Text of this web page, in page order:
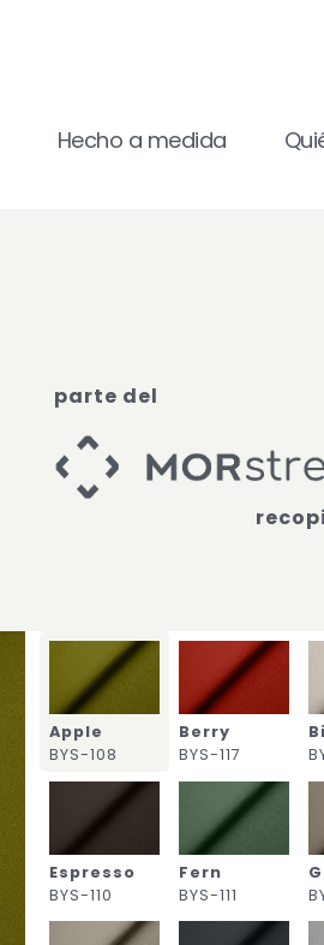
Hecho a medida
parte del
Apple
BYS-108
Berry
BYS-117
Espresso
BYS-110
Fern
BYS-111